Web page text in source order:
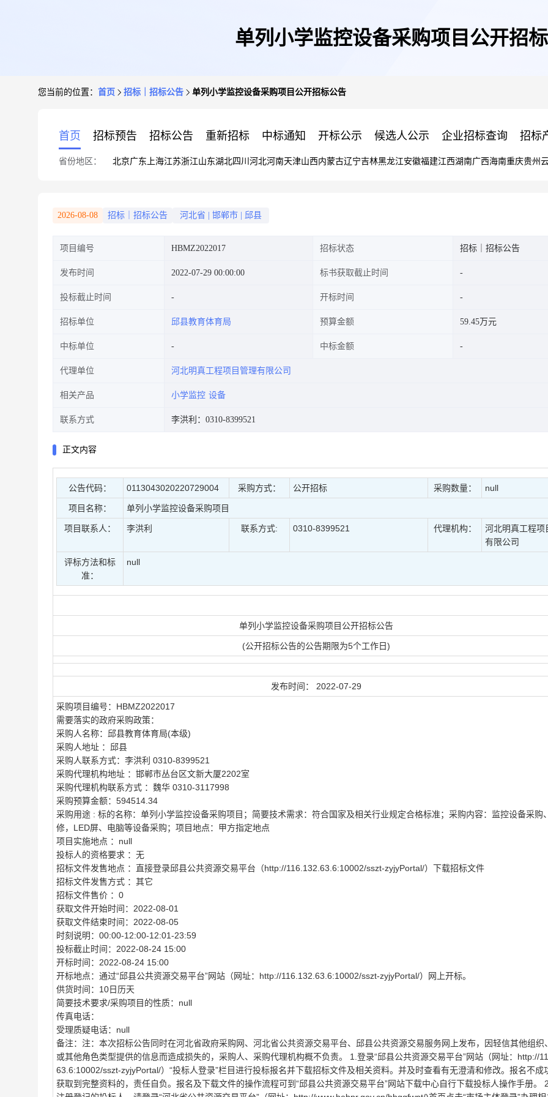
单列小学监控设备采购项目公开招
您当前的位置： 首页 招标｜招标公告 单列小学监控设备采购项目公开招标公告
首页 招标预告 招标公告 重新招标 中标通知 开标公示 候选人公示 企业招标查询 招标
省份地区： 北京广东 上海江苏浙江山东湖北四川 河北河南天津山西内蒙古辽宁吉林黑龙江安徽福建江西湖南广西海南重庆贵州
2026-08-08 招标｜招标公告 河北省 邯郸市 邱县
项目编号 HBMZ2022017 招标状态 招标｜招标公告
发布时间 2022-07-29 00:00:00 标书获取截止时间
投标截止时间 开标时间
招标单位 邱县教育体育局 预算金额 59.45万元
中标单位 中标金额
代理单位 河北明真工程项目管理有限公司
相关产品 小学监控 设备
联系方式 李洪利：0310-8399521
正文内容
公告代码： 0113043020220729004 采购方式： 公开招标 采购数量： null
项目名称： 单列小学监控设备采购项目
项目联系人： 李洪利 联系方式: 0310-8399521 代理机构：
河北明真工程项
有限公司
评标方法和标
准：
null
单列小学监控设备采购项目公开招标公告
(公开招标公告的公告期限为5个工作日)
发布时间： 2022-07-29
采购项目编号： HBMZ2022017
需要落实的政府采购政策：
采购人名称： 邱县教育体育局(本级)
采购人地址 ： 邱县
采购人联系方式： 李洪利 0310-8399521
采购代理机构地址 ： 邯郸市丛台区文新大厦2202室
采购代理机构联系方式 ： 魏华 0310-3117998
采购预算金额： 594514.34
采购用途 : 标的名称：单列小学监控设备采购项目；简要技术需求：符合国家及相关行业规定合格标准；采购内容：监控设备采购
修，LED屏、电脑等设备采购；项目地点：甲方指定地点
项目实施地点 ： null
投标人的资格要求 ： 无
招标文件发售地点 ： 直接登录邱县公共资源交易平台（http://116.132.63.6:10002/sszt-zyjyPortal/）下载招标文件
招标文件发售方式 ： 其它
招标文件售价 ： 0
获取文件开始时间： 2022-08-01
获取文件结束时间： 2022-08-05
时刻说明： 00:00-12:00-12:01-23:59
投标截止时间： 2022-08-24 15:00
开标时间： 2022-08-24 15:00
开标地点： 通过“邱县公共资源交易平台”网站（网址：http://116.132.63.6:10002/sszt-zyjyPortal/）网上开标。
供货时间： 10日历天
简要技术要求/采购项目的性质： null
传真电话：
受理质疑电话： null
备注： 注：本次招标公告同时在河北省政府采购网、河北省公共资源交易平台、邱县公共资源交易服务网上发布，因轻信其他组织
或其他角色类型提供的信息而造成损失的，采购人、采购代理机构概不负责。 1.登录“邱县公共资源交易平台”网站（网址：http://
63.6:10002/sszt-zyjyPortal/）“投标人登录”栏目进行投标报名并下载招标文件及相关资料。并及时查看有无澄清和修改。报名不成
获取到完整资料的，责任自负。报名及下载文件的操作流程可到“邱县公共资源交易平台”网站下载中心自行下载投标人操作手册。